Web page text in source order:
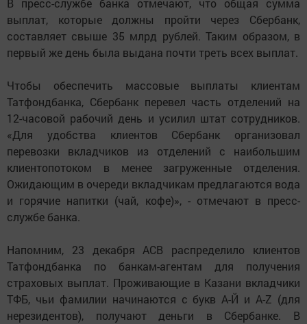
В пресс-службе банка отмечают, что общая сумма
выплат, которые должны пройти через Сбербанк,
составляет свыше 35 млрд рублей. Таким образом, в
первый же день была выдана почти треть всех выплат.
Чтобы обеспечить массовые выплаты клиентам
Татфондбанка, Сбербанк перевел часть отделений на
12-часовой рабочий день и усилил штат сотрудников.
«Для удобства клиентов Сбербанк организовал
перевозки вкладчиков из отделений с наибольшим
клиентопотоком в менее загруженные отделения.
Ожидающим в очереди вкладчикам предлагаются вода
и горячие напитки (чай, кофе)», - отмечают в пресс-
службе банка.
Напомним, 23 декабря АСВ распределило клиентов
Татфондбанка по банкам-агентам для получения
страховых выплат. Проживающие в Казани вкладчики
ТФБ, чьи фамилии начинаются с букв А-Й и A-Z (для
нерезидентов), получают деньги в Сбербанке. В